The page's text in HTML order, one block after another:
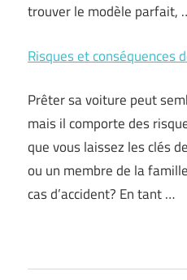
trouver le modèle parfait,
Risques et conséquences
Prêter sa voiture peut
mais il comporte des
que vous laissez les clés
ou un membre de la
cas d’accident? En tant …